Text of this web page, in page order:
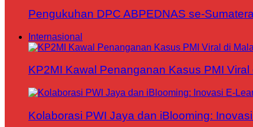
Pengukuhan DPC ABPEDNAS se-
Internasional
KP2MI Kawal Penanganan Kasus PMI
Kolaborasi PWI Jaya dan iBlooming: